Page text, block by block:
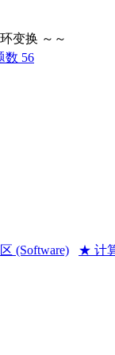
变换 ～～
数 56
(Software) ★ 计